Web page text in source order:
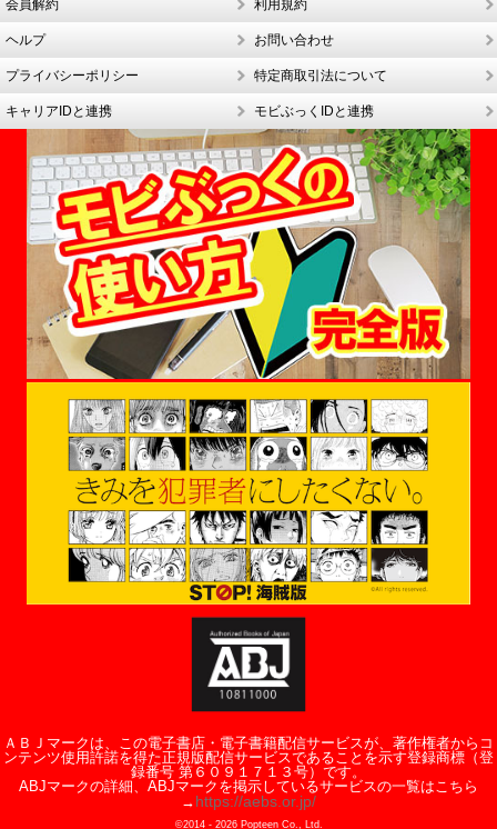
会員解約 利用規約
ヘルプ お問い合わせ
プライバシーポリシー 特定商取引法について
キャリアIDと連携 モビぶっくIDと連携
ＡＢＪマークは、この電子書店・電子書籍配信サービスが、著作権者からコ
ンテンツ使用許諾を得た正規版配信サービスであることを示す登録商標（登
録番号 第６０９１７１３号）です。
ABJマークの詳細、ABJマークを掲示しているサービスの一覧はこちら
→ https://aebs.or.jp/
©2014 - 2026Popteen Co., Ltd.